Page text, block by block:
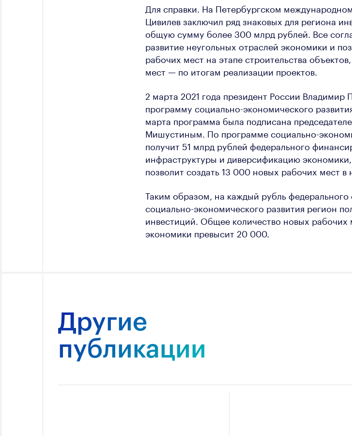
Для справки. На Петербургском
Цивилев заключил ряд знаковых для региона
общую сумму более 300 млрд рублей. Все
развитие неугольных отраслей экономики и
рабочих мест на этапе строительства
мест — по итогам реализации проектов.
2 марта 2021 года президент России Владимир
программу социально-экономического
марта программа была подписана
Мишустиным. По программе социально-
получит 51 млрд рублей федерального
инфраструктуры и диверсификацию
позволит создать 13 000 новых рабочих мест в
Таким образом, на каждый рубль
социально-экономического развития регион
инвестиций. Общее количество новых рабочих
экономики превысит 20 000.
Другие
публикации